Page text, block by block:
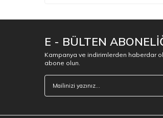
E - BÜLTEN
Kampanya ve indirimlerden haberdar
abone olun.